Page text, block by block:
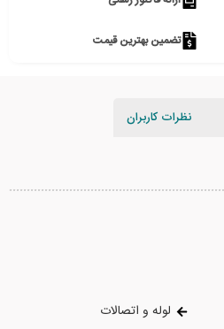
تضمین بهترین قیمت
نظرات کاربران
لوله و اتصالات